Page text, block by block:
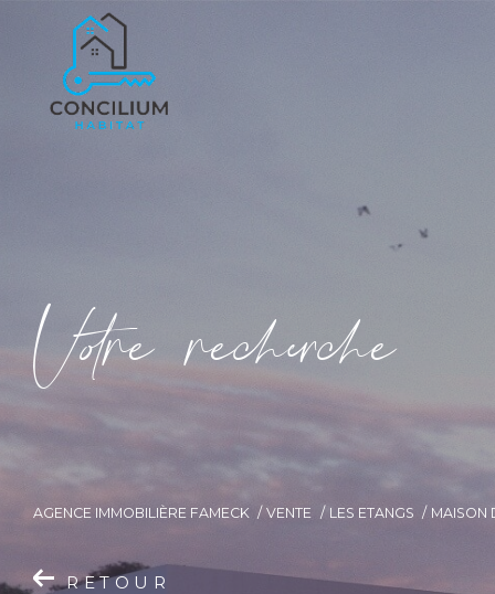
Vore recece
AGENCE IMMOBILIÈRE FAMECK VENTE LES ETANGS MAISON
RETOUR